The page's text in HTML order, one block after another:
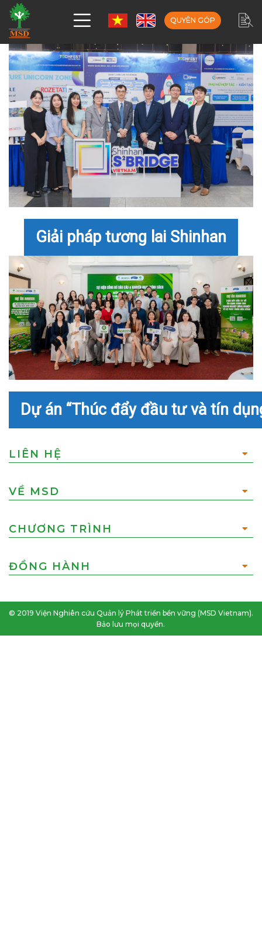
QUYÊN GÓP
Giải pháp tương lai Shinhan
Dự án “Thúc đẩy đầu tư và tín
LIÊN HỆ
VỀ MSD
CHƯƠNG TRÌNH
ĐỒNG HÀNH
© 2019 Viện Nghiên cứu Quản lý Phát triển bền vững (MSD Vietnam).
Bảo lưu mọi quyền.